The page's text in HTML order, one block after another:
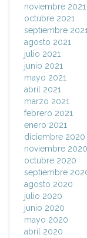
noviembre 2021
octubre 2021
septiembre 2021
agosto 2021
julio 2021
junio 2021
mayo 2021
abril 2021
marzo 2021
febrero 2021
enero 2021
diciembre 2020
noviembre 2020
octubre 2020
septiembre
agosto 2020
julio 2020
junio 2020
mayo 2020
abril 2020